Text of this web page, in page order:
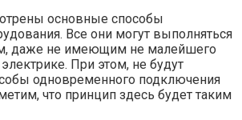
основные способы
Все они могут выполняться
даже не имеющим не малейшего
При этом, не будут
одновременного подключения
что принцип здесь будет таким